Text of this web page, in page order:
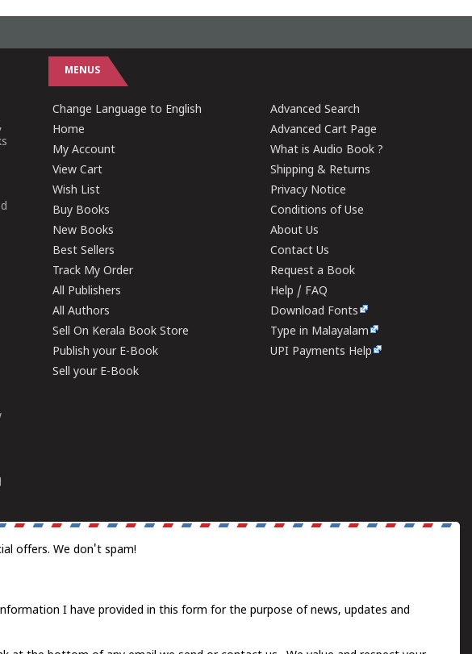
MENUS
Change Language to English
Home
My Account
View Cart
Wish List
Buy Books
New Books
Best Sellers
Track My Order
All Publishers
All Authors
Sell On Kerala Book Store
Publish your E-Book
Sell your E-Book
Advanced Search
Advanced Cart Page
What is Audio Book ?
Shipping & Returns
Privacy Notice
Conditions of Use
About Us
Contact Us
Request a Book
Help / FAQ
Download Fonts
Type in Malayalam
UPI Payments Help
offers. We don't spam!
I have provided in this form for the purpose of news, updates and